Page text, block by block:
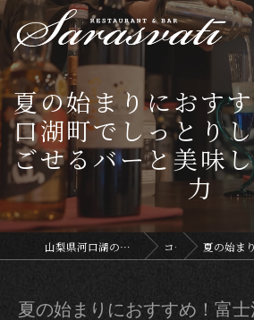
夏の始まりにおす
口湖町でしっとり
ごせるバーと美味
力
山梨県河口湖のレストランならサラスヴァティー コラム 夏の始まりにおすすめ！富
夏の始まりにおすすめ！富